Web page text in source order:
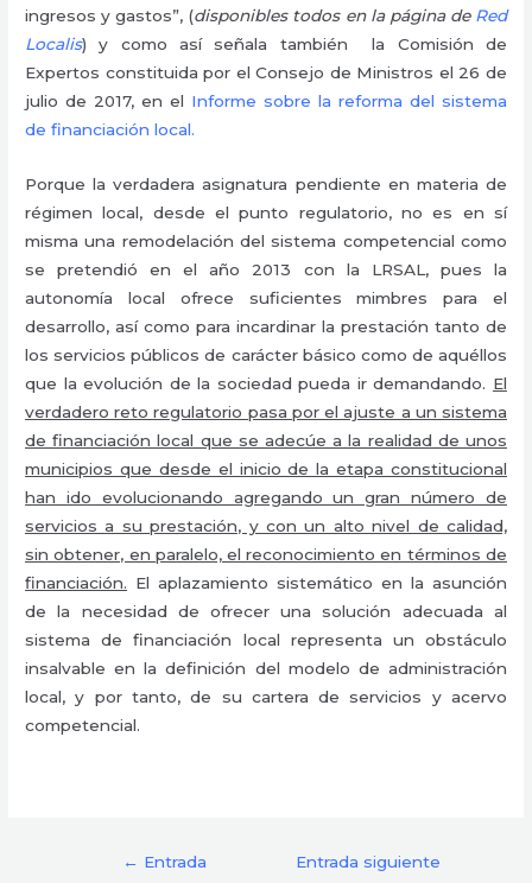
ingresos y gastos”, (disponibles todos en la página de Red
Localis) y como así señala también la Comisión de
Expertos constituida por el Consejo de Ministros el 26 de
julio de 2017, en el Informe sobre la reforma del sistema
de financiación local.
Porque la verdadera asignatura pendiente en materia de
régimen local, desde el punto regulatorio, no es en sí
misma una remodelación del sistema competencial como
se pretendió en el año 2013 con la LRSAL, pues la
autonomía local ofrece suficientes mimbres para el
desarrollo, así como para incardinar la prestación tanto de
los servicios públicos de carácter básico como de aquéllos
que la evolución de la sociedad pueda ir demandando. El
verdadero reto regulatorio pasa por el ajuste a un sistema
de financiación local que se adecúe a la realidad de unos
municipios que desde el inicio de la etapa constitucional
han ido evolucionando agregando un gran número de
servicios a su prestación, y con un alto nivel de calidad,
sin obtener, en paralelo, el reconocimiento en términos de
financiación. El aplazamiento sistemático en la asunción
de la necesidad de ofrecer una solución adecuada al
sistema de financiación local representa un obstáculo
insalvable en la definición del modelo de administración
local, y por tanto, de su cartera de servicios y acervo
competencial.
← Entrada
Entrada siguiente